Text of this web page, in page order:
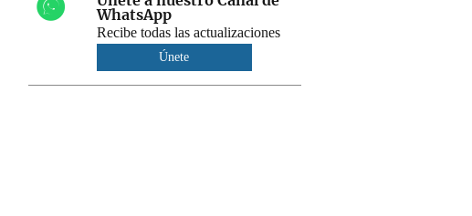
WhatsApp
Recibe todas las actualizaciones
Únete